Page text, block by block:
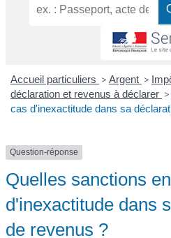
Accueil particuliers > Argent >
déclaration et revenus à déclarer >
cas d'inexactitude dans sa
Question-réponse
Quelles sanctions
d'inexactitude dans
de revenus ?